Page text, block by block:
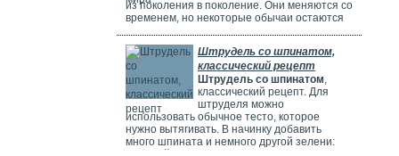
из поколения в поколение. Они меняются со
временем, но некоторые обычаи остаются
невесты одеваются на свадьбу. И какие
символы несут их наряды.Штрудель со шпинатом,
классический рецепт
Штрудель со шпинатом,
классический рецепт. Для
штруделя можно
использовать обычное тесто, которое
нужно вытягивать. В начинку добавить
много шпината и немного другой зелени: